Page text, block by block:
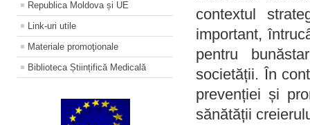
Republica Moldova și UE
Link-uri utile
Materiale promoţionale
Biblioteca Științifică Medicală
contextul
important,
pentru
societății. În
prevenției și
sănătății